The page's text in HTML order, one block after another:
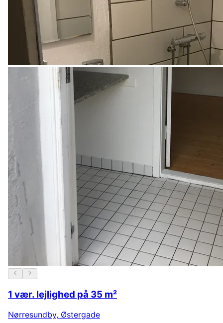
1 vær. lejlighed på 35 m²
Nørresundby, Østergade